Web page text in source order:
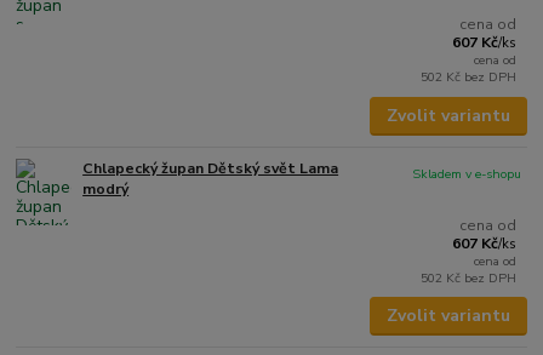
cena od
607 Kč/ks
cena od
502 Kč bez DPH
Zvolit variantu
Chlapecký župan Dětský svět Lama
modrý
cena od
607 Kč/ks
cena od
502 Kč bez DPH
Skladem v e-shopu
Zvolit variantu